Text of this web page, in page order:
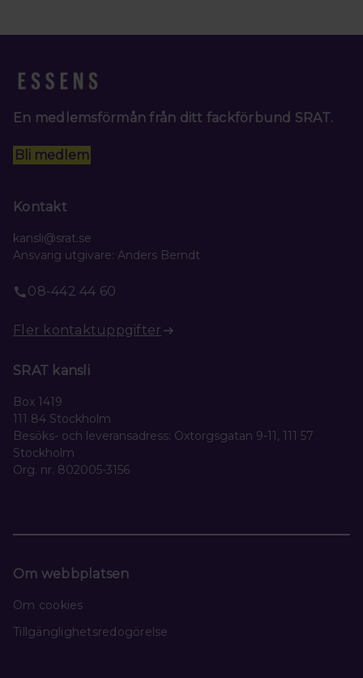
En medlemsförmån från ditt fackförbund SRAT.
Bli medlem
Kontakt
kansli@srat.se
Ansvarig utgivare: Anders Berndt
08-442 44 60
Fler kontaktuppgifter
SRAT kansli
Box 1419
111 84 Stockholm
Besöks- och leveransadress: Oxtorgsgatan 9-11, 111 57
Stockholm
Org. nr. 802005-3156
Om webbplatsen
Om cookies
Tillgänglighetsredogörelse